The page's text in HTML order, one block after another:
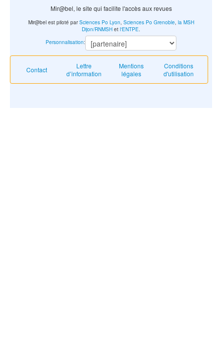
Mir@bel, le site qui facilite l'accès aux revues
Contact
Lettre
d’information
Mentions
légales
Conditions
d'utilisation
Mir@bel est piloté parSciences Po Lyon Sciences Po Grenoble, la MSH
Dijon/RNMSH et l'ENTPE
Personnalisation: